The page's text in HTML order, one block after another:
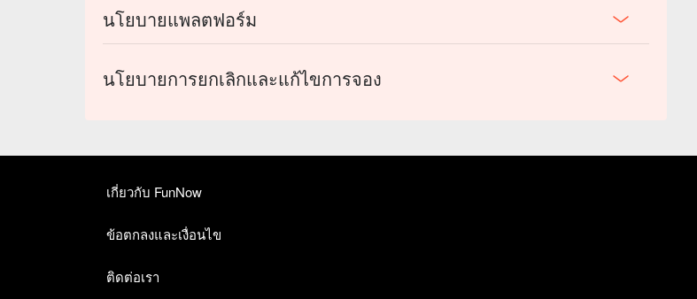
นโยบายแพลตฟอร์ม
นโยบายการยกเลิกและแก้ไขการจอง
เกี่ยวกับ FunNow
ข้อตกลงและเงื่อนไข
ติดต่อเรา